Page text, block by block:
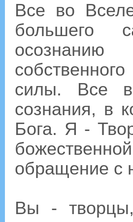
Все во
большего
силы. Все
сознания, в
Бога. Я -
обращение с
Вы -